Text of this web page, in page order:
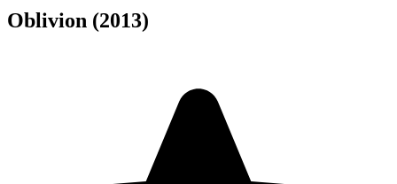
Oblivion (2013)